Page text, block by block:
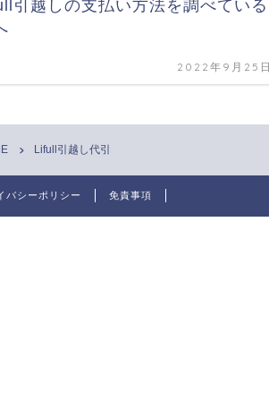
引越しの支払い方法を調べている
2022年9月25
Lifull引越し代引
バシーポリシー 免責事項